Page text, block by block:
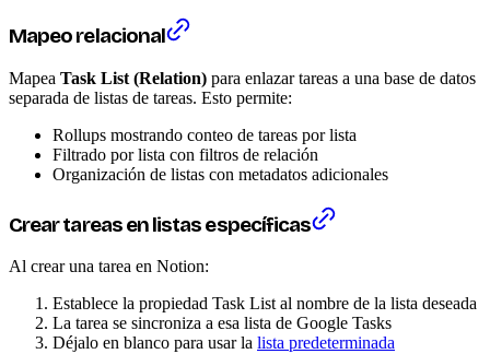
Mapeo relacional
Mapea Task List (Relation) para enlazar tareas a una base de datos
separada de listas de tareas. Esto permite:
Rollups mostrando conteo de tareas por lista
Filtrado por lista con filtros de relación
Organización de listas con metadatos adicionales
Crear tareas en listas específicas
Al crear una tarea en Notion:
Establece la propiedad Task List al nombre de la lista deseada
La tarea se sincroniza a esa lista de Google Tasks
Déjalo en blanco para usar la lista predeterminada